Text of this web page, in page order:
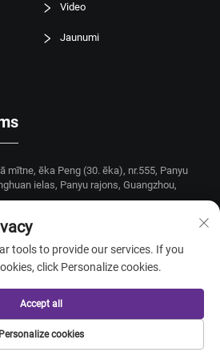
Video
Jaunumi
mītne, ēka Peng (30. ēka), nr.555, Panyu
ielas, Panyu rajons, Guangzhou,
—Konfidencialitātes politika
tools to provide our services. If you
click Personalize cookies.
Personalize cookies
Accept all